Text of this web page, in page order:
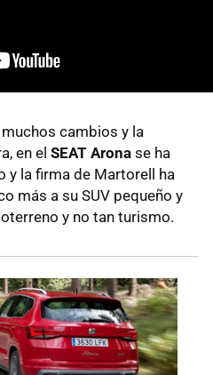
cambios y la
en el SEAT Arona se ha
y la firma de Martorell ha
más a su SUV pequeño y
y no tan turismo.